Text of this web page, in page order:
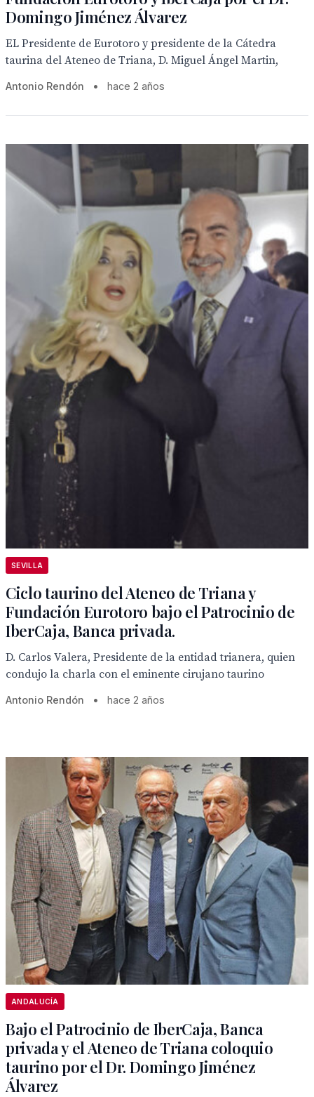
Domingo Jiménez Álvarez
EL Presidente de Eurotoro y presidente de la Cátedra
taurina del Ateneo de Triana, D. Miguel Ángel Martin,
Antonio Rendón • hace 2 años
SEVILLA
Ciclo taurino del Ateneo de Triana y
Fundación Eurotoro bajo el Patrocinio de
IberCaja, Banca privada.
D. Carlos Valera, Presidente de la entidad trianera, quien
condujo la charla con el eminente cirujano taurino
Antonio Rendón • hace 2 años
ANDALUCÍA
Bajo el Patrocinio de IberCaja, Banca
privada y el Ateneo de Triana coloquio
taurino por el Dr. Domingo Jiménez
Álvarez